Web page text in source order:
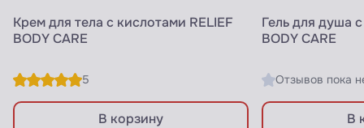
Крем для тела с кислотами RELIEF
BODY CARE
5
В корзину
Гель для душа
BODY CARE
Отзывов пока
В